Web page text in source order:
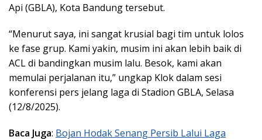
Api (GBLA), Kota Bandung tersebut.
“Menurut saya, ini sangat krusial bagi tim untuk lolos
ke fase grup. Kami yakin, musim ini akan lebih baik di
ACL di bandingkan musim lalu. Besok, kami akan
memulai perjalanan itu,” ungkap Klok dalam sesi
konferensi pers jelang laga di Stadion GBLA, Selasa
(12/8/2025).
Baca Juga: Bojan Hodak Senang Persib Lalui Laga